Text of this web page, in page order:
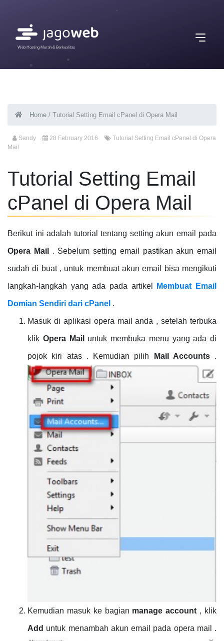
Web Hosting Murah & Berkualitas
Home / Tutorial Setting Email cPanel di Opera Mail
Sandy 28 February 2016
Tutorial Setting Email cPanel di Opera
Mail
Tutorial Setting Email
cPanel di Opera Mail
Berikut ini adalah tutorial tentang setting akun email pada
Opera Mail . Sebelum setting email pastikan akun email
sudah di buat , untuk membuat akun email bisa mengikuti
langkah-langkah yang ada pada artikel Membuat Email
Domian Sendiri dari cPanel .
Masuk di aplikasi opera mail anda , setelah terbuka
klik Opera Mail untuk membuka menu yang ada di
pojok kiri atas . Kemudian pilih Mail Accounts.
Kemudian masuk ke bagian manage account, klik
Add untuk menambah akun email pada opera mail .